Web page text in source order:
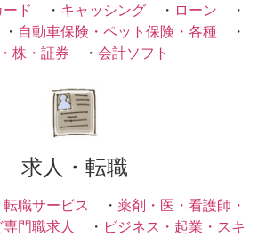
ド ・ キャッシング ・ ローン ・
自動車保険・ペット保険・各種 ・
株・証券 ・ 会計ソフト
求人・転職
職サービス ・ 薬剤・医・看護師・
門職求人
・ ビジネス・起業・スキ